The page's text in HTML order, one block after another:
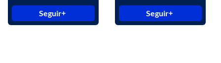
Seguir Seguir